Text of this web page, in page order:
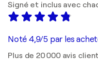
Signé et inclus avec
Noté 4,9/5 par les
Plus de 20 000 avis